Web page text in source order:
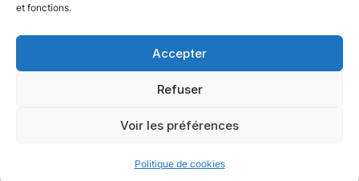
et fonctions.
Accepter
Refuser
Voir les préférences
Politique de cookies
Nos autres marques
Nos réseaux